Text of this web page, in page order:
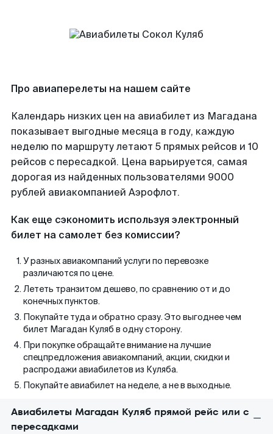
Про авиаперелеты на нашем сайте
Календарь низких цен на авиабилет из Магадана
показывает выгодные месяца в году, каждую
неделю по маршруту летают 5 прямых рейсов и 10
рейсов с пересадкой. Цена варьируется, самая
дорогая из найденных пользователями 9000
рублей авиакомпанией Аэрофлот.
Как еще сэкономить используя электронный
билет на самолет без комиссии?
У разных авиакомпаний услуги по перевозке
различаются по цене.
Лететь транзитом дешево, по сравнению от и до
конечных пунктов.
Покупайте туда и обратно сразу. Это выгоднее чем
билет Магадан Куляб в одну сторону.
При покупке обращайте внимание на лучшие
спецпредложения авиакомпаний, акции, скидки и
распродажи авиабилетов из Куляба.
Покупайте авиабилет на неделе, а не в выходные.
Авиабилеты Магадан Куляб прямой рейс или с
пересадками